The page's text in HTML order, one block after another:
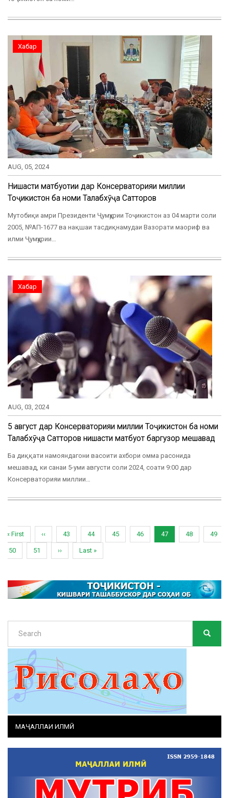
Хабар
AUG, 05, 2024
Нишасти матбуотии дар Консерваторияи миллии
Тоҷикистон ба номи Талабхӯҷа Сатторов
Мутобиқи амри Президенти Ҷумҳурии Тоҷикистон аз 04 марти соли
2005, №АП-1677 ва нақшаи тасдиқнамудаи Вазорати маориф ва
илми Ҷумҳурии…
Хабар
AUG, 03, 2024
5 август дар Консерваторияи миллии Тоҷикистон ба номи
Талабхӯҷа Сатторов нишасти матбуотӣ баргузор мешавад
Ба диққати намояндагони васоити ахбори омма расонида
мешавад, ки санаи 5-уми августи соли 2024, соати 9:00 дар
Консерваторияи миллии…
Pagination
First
page
« First
Previous
page
‹‹ Page
43 Page
44 Page
45 Page
46
Current
page
47 Page
48 Page
49
Page
50 Page
51
Next
page
››
Last
page
Last »
Search
МАҶАЛЛАИ ИЛМӢ